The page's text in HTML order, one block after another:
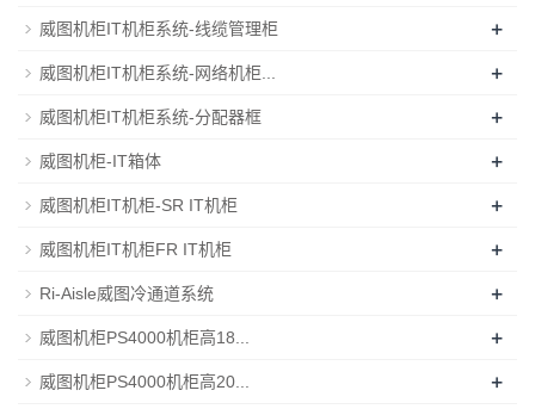
威图机柜IT机柜系统-线缆管理柜 +
威图机柜IT机柜系统-网络机柜... +
威图机柜IT机柜系统-分配器框 +
威图机柜-IT箱体 +
威图机柜IT机柜-SR IT机柜 +
威图机柜IT机柜FR IT机柜 +
Ri-Aisle威图冷通道系统 +
威图机柜PS4000机柜高18... +
威图机柜PS4000机柜高20... +